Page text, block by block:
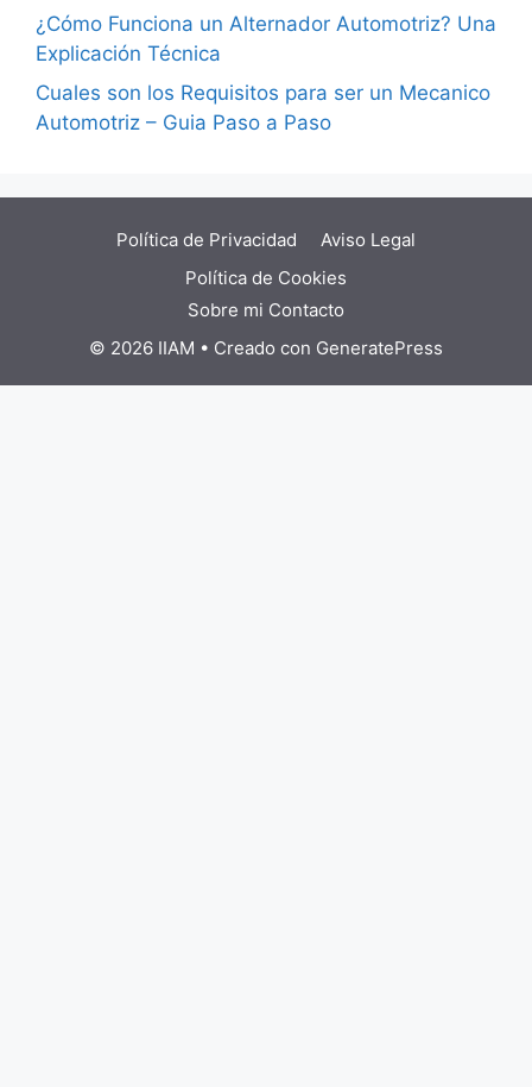
¿Cómo Funciona un Alternador Automotriz? Una
Explicación Técnica
Cuales son los Requisitos para ser un Mecanico
Automotriz – Guia Paso a Paso
Política de Privacidad
Aviso Legal
Política de Cookies
Sobre mi Contacto
© 2026 IIAM • Creado con GeneratePress